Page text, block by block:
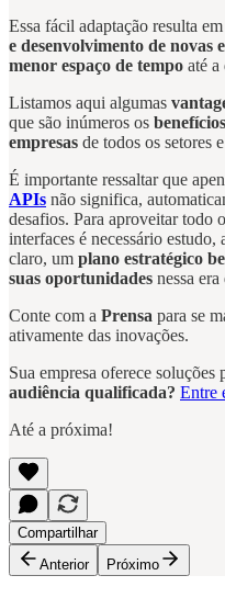
Essa fácil adaptação resulta em
e desenvolvimento de novas
menor espaço de tempo até
Listamos aqui algumas
que são inúmeros os
empresas de todos os setores
É importante ressaltar que
APIs não significa,
desafios. Para aproveitar todo
interfaces é necessário
claro, um plano estratégico
suas oportunidades nessa
Conte com a Prensa para se
ativamente das inovações.
Sua empresa oferece soluções
audiência qualificada? Entre
Até a próxima!
Compartilhar
Anterior
Próximo